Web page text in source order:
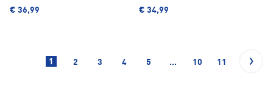
€ 36,99 € 34,99
1 2 3 4 5 ... 10 11